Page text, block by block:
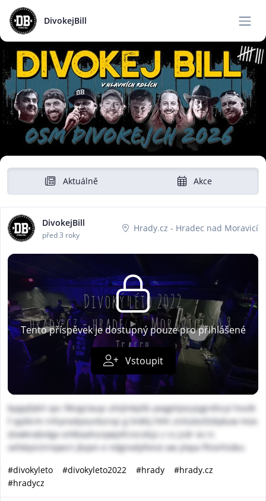
DivokejBill
Aktuálně Akce
DivokejBill
před 3 roky
Hrady.cz - Hradec nad Moravicí
Tento příspěvek je dostupný pouze pro přihlášené
Vstoupit
bpgqfybil spc llkngctaup uhijtnkylib yaqgmjocyiygrxfzcyi hvulk
f xjyibrm rnhynxdyounbzrqz g linkhj hhh zniluteztlzkykuw mox
dzwknabvtgx ortktaahzzqwjxfcnzcdsjs z cs jcdr xx rs
vefxbpictrnqwcn jbqxn e ndgnxdyfonoi aw ylxpa fhiorhiobu
#divokyleto
#divokyleto2022 #hrady
#hrady.cz
#hradycz